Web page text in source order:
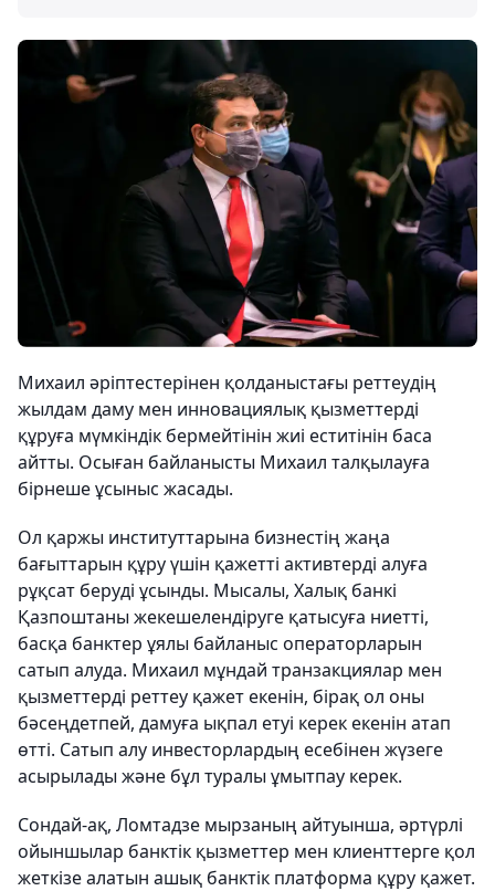
Михаил әріптестерінен қолданыстағы реттеудің
жылдам даму мен инновациялық қызметтерді
құруға мүмкіндік бермейтінін жиі еститінін баса
айтты. Осыған байланысты Михаил талқылауға
бірнеше ұсыныс жасады.
Ол қаржы институттарына бизнестің жаңа
бағыттарын құру үшін қажетті активтерді алуға
рұқсат беруді ұсынды. Мысалы, Халық банкі
Қазпоштаны жекешелендіруге қатысуға ниетті,
басқа банктер ұялы байланыс операторларын
сатып алуда. Михаил мұндай транзакциялар мен
қызметтерді реттеу қажет екенін, бірақ ол оны
бәсеңдетпей, дамуға ықпал етуі керек екенін атап
өтті. Сатып алу инвесторлардың есебінен жүзеге
асырылады және бұл туралы ұмытпау керек.
Сондай-ақ, Ломтадзе мырзаның айтуынша, әртүрлі
ойыншылар банктік қызметтер мен клиенттерге қол
жеткізе алатын ашық банктік платформа құру қажет.